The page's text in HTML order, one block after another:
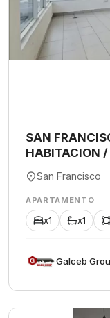
SAN
HABITACION
San Francisco
APARTAMENTO
x1 x1